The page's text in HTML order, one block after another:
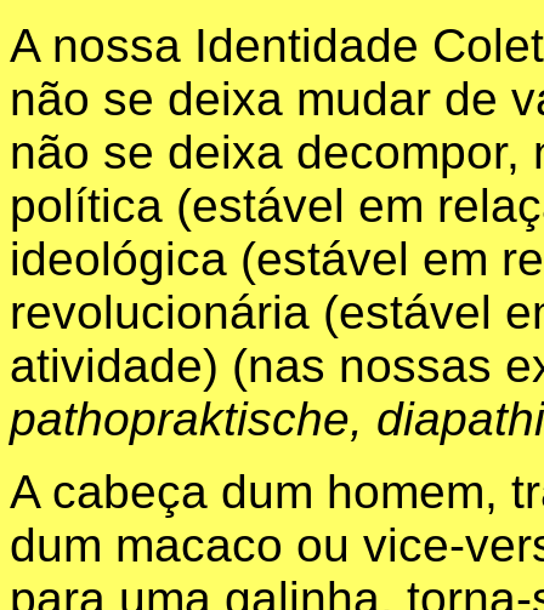
A nossa Identidade
não se deixa mudar de
não se deixa decompor,
política (estável em
ideológica (estável em
revolucionária (estável
atividade) (nas nossas
pathopraktische,
A cabeça dum homem,
dum macaco ou vice-
para uma galinha,